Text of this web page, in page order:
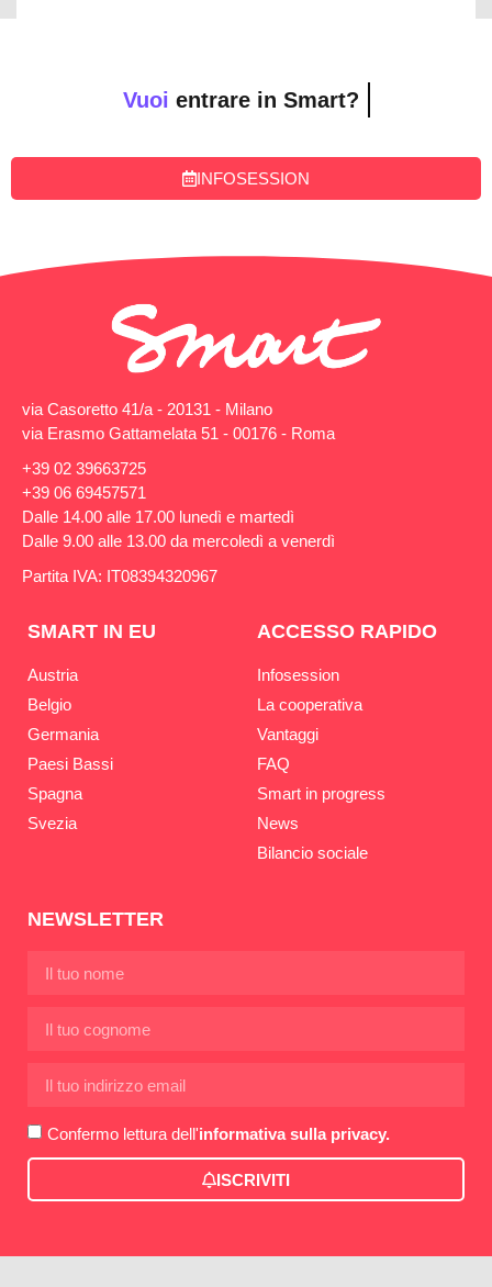
Vuoi entrare in Smart?
INFOSESSION
via Casoretto 41/a - 20131 - Milano
via Erasmo Gattamelata 51 - 00176 - Roma
+39 02 39663725
+39 06 69457571
Dalle 14.00 alle 17.00 lunedì e martedì
Dalle 9.00 alle 13.00 da mercoledì a venerdì
Partita IVA: IT08394320967
SMART IN EU
Austria
Belgio
Germania
Paesi Bassi
Spagna
Svezia
ACCESSO RAPIDO
Infosession
La cooperativa
Vantaggi
FAQ
Smart in progress
News
Bilancio sociale
NEWSLETTER
Confermo lettura dell'informativa sulla privacy.
ISCRIVITI